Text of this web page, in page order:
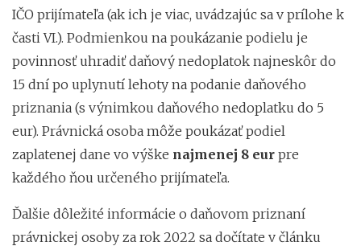
IČO prijímateľa (ak ich je viac, uvádzajúc sa v prílohe k
časti VI.). Podmienkou na poukázanie podielu je
povinnosť uhradiť daňový nedoplatok najneskôr do
15 dní po uplynutí lehoty na podanie daňového
priznania (s výnimkou daňového nedoplatku do 5
eur). Právnická osoba môže poukázať podiel
zaplatenej dane vo výške najmenej 8 eur pre
každého ňou určeného prijímateľa.
Ďalšie dôležité informácie o daňovom priznaní
právnickej osoby za rok 2022 sa dočítate v článku